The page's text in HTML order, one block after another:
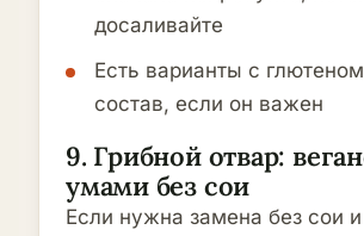
досаливайте
Есть варианты с
состав, если он важен
9. Грибной отвар:
умами без сои
Если нужна замена без сои